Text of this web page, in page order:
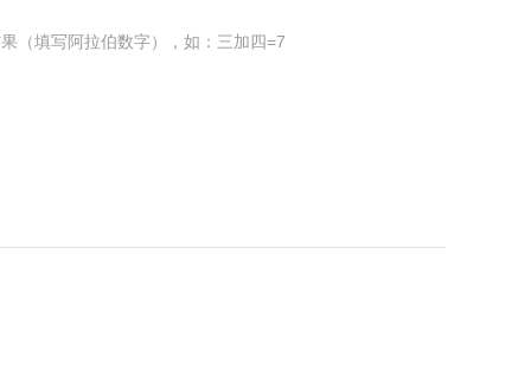
（填写阿拉伯数字），如：三加四=7